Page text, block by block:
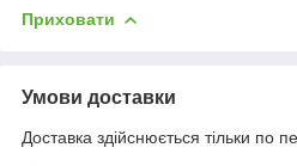
Приховати
Умови доставки
Доставка здійснюється тільки по